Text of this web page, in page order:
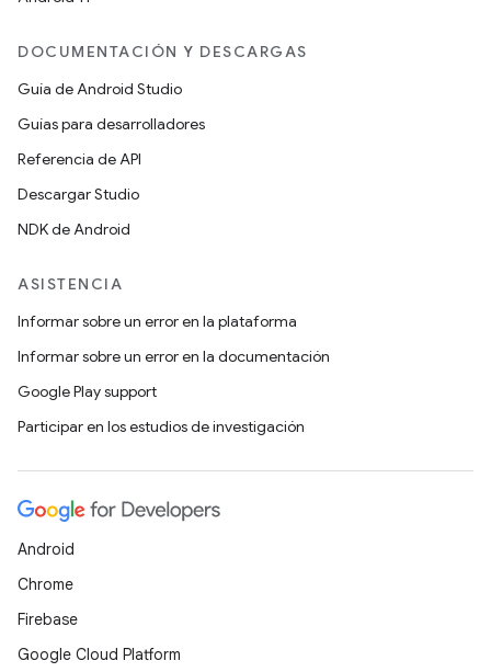
DOCUMENTACIÓN Y DESCARGAS
Guía de Android Studio
Guías para desarrolladores
Referencia de API
Descargar Studio
NDK de Android
ASISTENCIA
Informar sobre un error en la plataforma
Informar sobre un error en la documentación
Google Play support
Participar en los estudios de investigación
Android
Chrome
Firebase
Google Cloud Platform